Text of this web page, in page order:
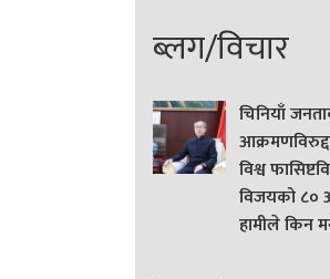
ब्लग/विचार
चिनियाँ
विश्व
विजयको ८०
हामीले किन